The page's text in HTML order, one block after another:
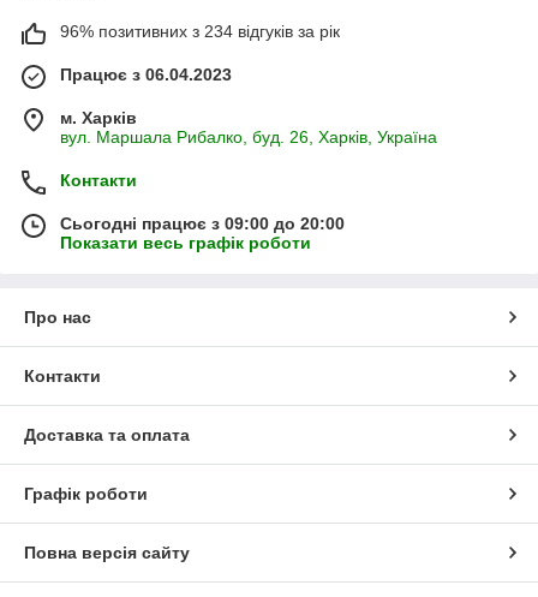
96% позитивних з 234 відгуків за рік
Працює з 06.04.2023
м. Харків
вул. Маршала Рибалко, буд. 26, Харків, Україна
Контакти
Сьогодні працює з 09:00 до 20:00
Показати весь графік роботи
Про нас
Контакти
Доставка та оплата
Графік роботи
Повна версія сайту